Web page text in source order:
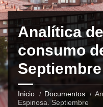
Analítica
consumo
Septiembre
Inicio Documentos
Espinosa. Septiembre